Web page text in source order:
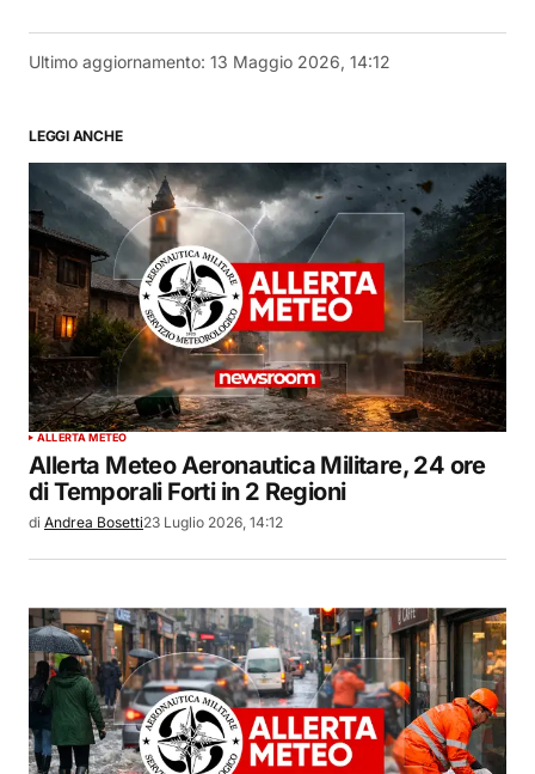
Ultimo aggiornamento: 13 Maggio 2026, 14:12
LEGGI ANCHE
ALLERTA METEO
Allerta Meteo Aeronautica Militare, 24 ore
di Temporali Forti in 2 Regioni
di Andrea Bosetti23 Luglio 2026, 14:12